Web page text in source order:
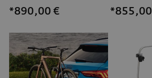
*890,00 € *855,00